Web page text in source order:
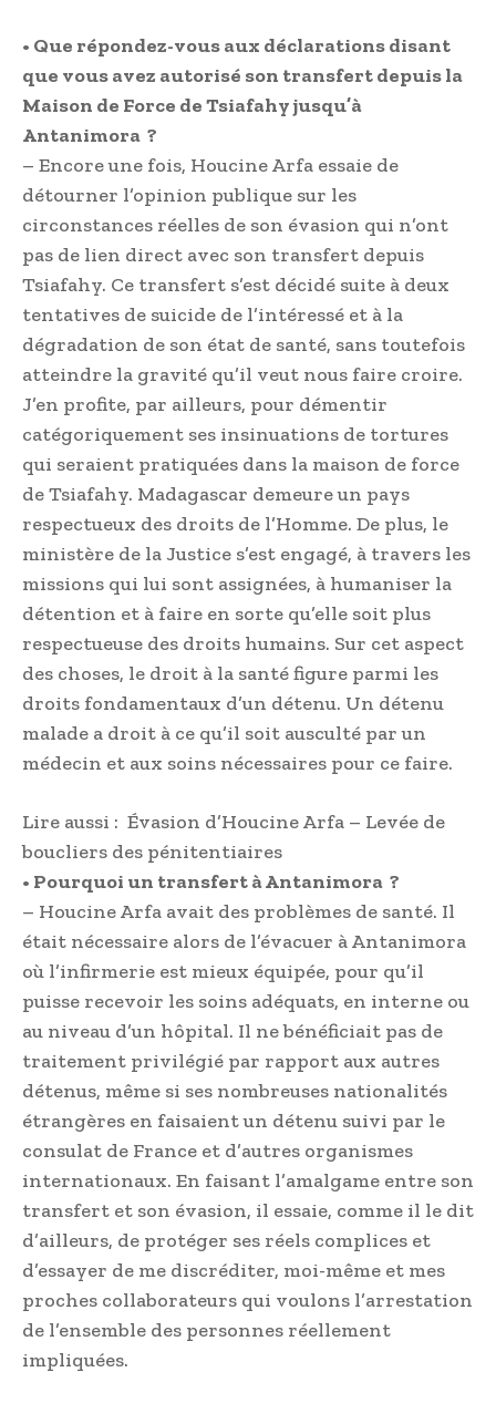
• Que répondez-vous aux déclarations disant
que vous avez autorisé son transfert depuis la
Maison de Force de Tsiafahy jusqu’à
Antanimora ?
– Encore une fois, Houcine Arfa essaie de
détourner l’opinion publique sur les
circonstances réelles de son évasion qui n’ont
pas de lien direct avec son transfert depuis
Tsiafahy. Ce transfert s’est décidé suite à deux
tentatives de suicide de l’intéressé et à la
dégradation de son état de santé, sans toutefois
atteindre la gravité qu’il veut nous faire croire.
J’en profite, par ailleurs, pour démentir
catégoriquement ses insinuations de tortures
qui seraient pratiquées dans la maison de force
de Tsiafahy. Madagascar demeure un pays
respectueux des droits de l’Homme. De plus, le
ministère de la Justice s’est engagé, à travers les
missions qui lui sont assignées, à humaniser la
détention et à faire en sorte qu’elle soit plus
respectueuse des droits humains. Sur cet aspect
des choses, le droit à la santé figure parmi les
droits fondamentaux d’un détenu. Un détenu
malade a droit à ce qu’il soit ausculté par un
médecin et aux soins nécessaires pour ce faire.
Lire aussi : Évasion d’Houcine Arfa – Levée de
boucliers des pénitentiaires
• Pourquoi un transfert à Antanimora ?
– Houcine Arfa avait des problèmes de santé. Il
était nécessaire alors de l’évacuer à Antanimora
où l’infirmerie est mieux équipée, pour qu’il
puisse recevoir les soins adéquats, en interne ou
au niveau d’un hôpital. Il ne bénéficiait pas de
traitement privilégié par rapport aux autres
détenus, même si ses nombreuses nationalités
étrangères en faisaient un détenu suivi par le
consulat de France et d’autres organismes
internationaux. En faisant l’amalgame entre son
transfert et son évasion, il essaie, comme il le dit
d’ailleurs, de protéger ses réels complices et
d’essayer de me discréditer, moi-même et mes
proches collaborateurs qui voulons l’arrestation
de l’ensemble des personnes réellement
impliquées.